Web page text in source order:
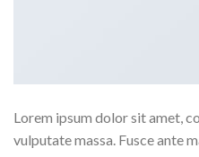
Lorem ipsum dolor sit amet,
vulputate massa. Fusce ante